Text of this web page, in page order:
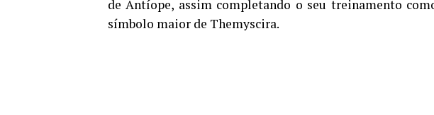
de Antíope, assim completando o seu treinamento
símbolo maior de Themyscira.